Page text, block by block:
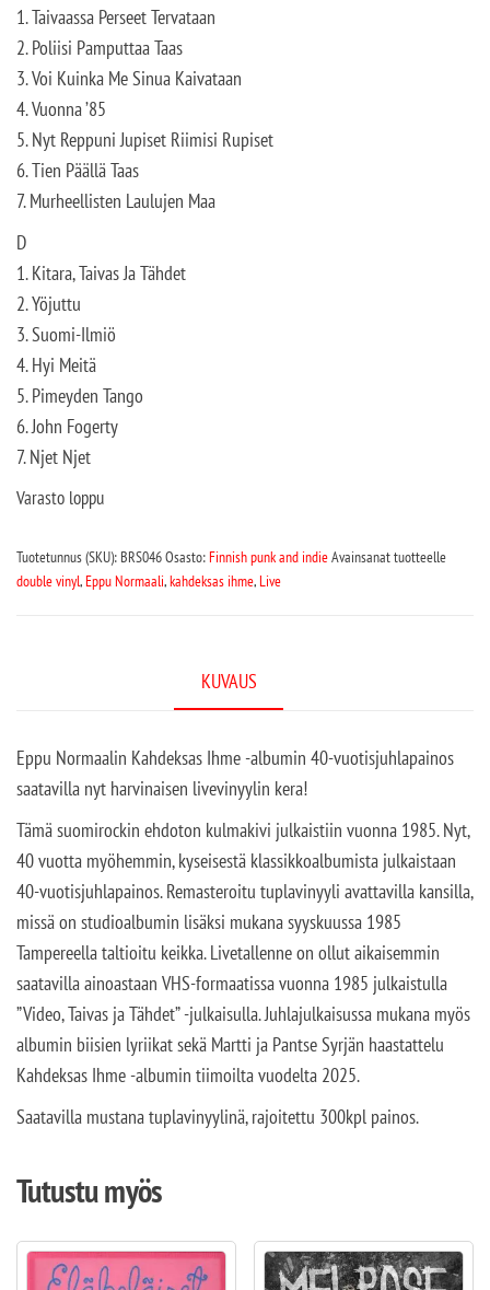
1. Taivaassa Perseet Tervataan
2. Poliisi Pamputtaa Taas
3. Voi Kuinka Me Sinua Kaivataan
4. Vuonna ’85
5. Nyt Reppuni Jupiset Riimisi Rupiset
6. Tien Päällä Taas
7. Murheellisten Laulujen Maa
D
1. Kitara, Taivas Ja Tähdet
2. Yöjuttu
3. Suomi-Ilmiö
4. Hyi Meitä
5. Pimeyden Tango
6. John Fogerty
7. Njet Njet
Varasto loppu
Tuotetunnus (SKU): BRS046Osasto:Finnish punk and indieAvainsanat tuotteelle
double vinyl,Eppu Normaali,kahdeksas ihme,Live
KUVAUS
Eppu Normaalin Kahdeksas Ihme -albumin 40-vuotisjuhlapainos
saatavilla nyt harvinaisen livevinyylin kera!
Tämä suomirockin ehdoton kulmakivi julkaistiin vuonna 1985. Nyt,
40 vuotta myöhemmin, kyseisestä klassikkoalbumista julkaistaan
40-vuotisjuhlapainos. Remasteroitu tuplavinyyli avattavilla kansilla,
missä on studioalbumin lisäksi mukana syyskuussa 1985
Tampereella taltioitu keikka. Livetallenne on ollut aikaisemmin
saatavilla ainoastaan VHS-formaatissa vuonna 1985 julkaistulla
”Video, Taivas ja Tähdet” -julkaisulla. Juhlajulkaisussa mukana myös
albumin biisien lyriikat sekä Martti ja Pantse Syrjän haastattelu
Kahdeksas Ihme -albumin tiimoilta vuodelta 2025.
Saatavilla mustana tuplavinyylinä, rajoitettu 300kpl painos.
Tutustu myös